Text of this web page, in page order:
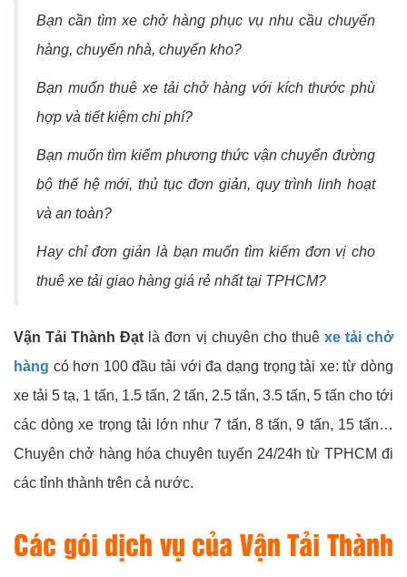
Bạn cần tìm xe chở hàng phục vụ nhu cầu chuyển
hàng, chuyển nhà, chuyển kho?
Bạn muốn thuê xe tải chở hàng với kích thước phù
hợp và tiết kiệm chi phí?
Bạn muốn tìm kiếm phương thức vận chuyển đường
bộ thế hệ mới, thủ tục đơn giản, quy trình linh hoạt
và an toàn?
Hay chỉ đơn giản là bạn muốn tìm kiếm đơn vị cho
thuê xe tải giao hàng giá rẻ nhất tại TPHCM?
Vận Tải Thành Đạt là đơn vị chuyên cho thuê xe tải chở
hàng có hơn 100 đầu tải với đa dạng trọng tải xe: từ dòng
xe tải 5 tạ, 1 tấn, 1.5 tấn, 2 tấn, 2.5 tấn, 3.5 tấn, 5 tấn cho tới
các dòng xe trọng tải lớn như 7 tấn, 8 tấn, 9 tấn, 15 tấn…
Chuyên chở hàng hóa chuyên tuyến 24/24h từ TPHCM đi
các tỉnh thành trên cả nước.
Các gói dịch vụ của Vận Tải Thành